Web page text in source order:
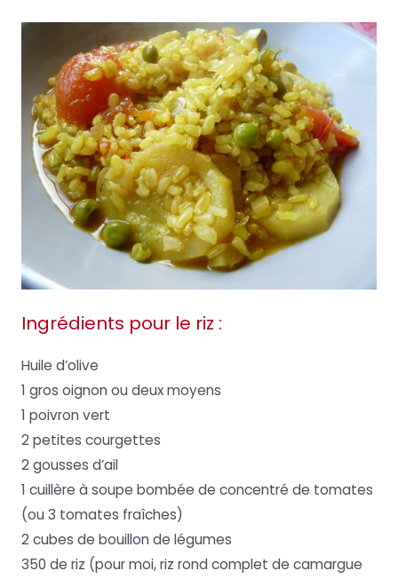
Ingrédients pour le riz :
Huile d’olive
1 gros oignon ou deux moyens
1 poivron vert
2 petites courgettes
2 gousses d’ail
1 cuillère à soupe bombée de concentré de tomates
(ou 3 tomates fraîches)
2 cubes de bouillon de légumes
350 de riz (pour moi, riz rond complet de camargue